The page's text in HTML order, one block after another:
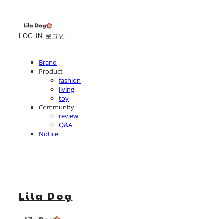
LOG IN 로그인
Brand
Product
fashion
living
toy
Community
review
Q&A
Notice
Lila Dog